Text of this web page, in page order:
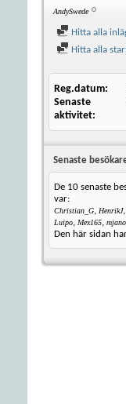
AndySwede
Hitta alla
Hitta alla
Reg.datum
Senaste
aktivitet
Senaste
De 10 senaste
var:
Christian_G, HenrikJ,
Luipo, Mex165, mjano
Den här sidan